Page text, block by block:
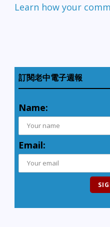
Learn how your
訂閱老中電子週報
Name:
Email: